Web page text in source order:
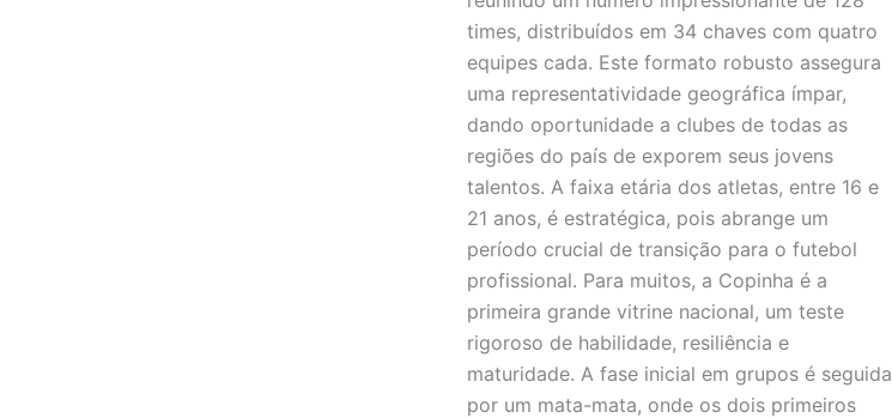
times, distribuídos em 34 chaves com quatro
equipes cada. Este formato robusto assegura
uma representatividade geográfica ímpar,
dando oportunidade a clubes de todas as
regiões do país de exporem seus jovens
talentos. A faixa etária dos atletas, entre 16 e
21 anos, é estratégica, pois abrange um
período crucial de transição para o futebol
profissional. Para muitos, a Copinha é a
primeira grande vitrine nacional, um teste
rigoroso de habilidade, resiliência e
maturidade. A fase inicial em grupos é seguida
por um mata-mata, onde os dois primeiros